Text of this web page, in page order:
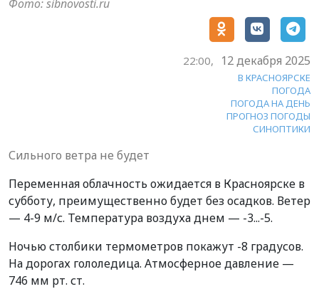
Фото: sibnovosti.ru
22:00, 12 декабря 2025
В КРАСНОЯРСКЕ
ПОГОДА
ПОГОДА НА ДЕНЬ
ПРОГНОЗ ПОГОДЫ
СИНОПТИКИ
Сильного ветра не будет
Переменная облачность ожидается в Красноярске в
субботу, преимущественно будет без осадков. Ветер
— 4-9 м/с. Температура воздуха днем — -3...-5.
Ночью столбики термометров покажут -8 градусов.
На дорогах гололедица. Атмосферное давление —
746 мм рт. ст.